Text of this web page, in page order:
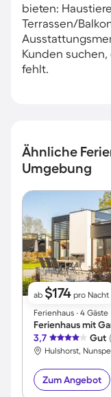
bieten:
Terrassen/
Kunden
fehlt.
Ähnliche
Umgebung
ab $174 pro Nacht
Ferienhaus ∙ 4
3,7
Gut
Hulshorst,
Zum Angebot